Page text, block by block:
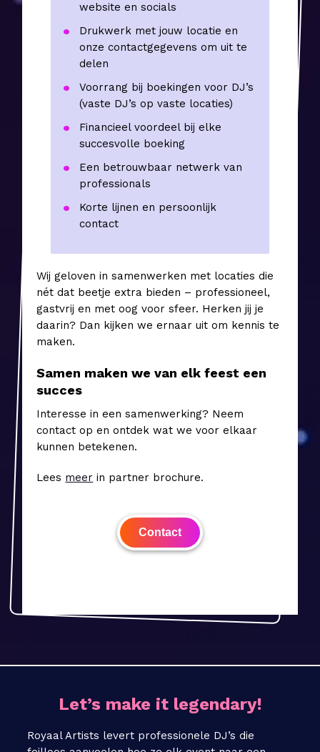
website en socials
Drukwerk met jouw locatie en
onze contactgegevens om uit te
delen
Voorrang bij boekingen voor DJ’s
(vaste DJ’s op vaste locaties)
Financieel voordeel bij elke
succesvolle boeking
Een betrouwbaar netwerk van
professionals
Korte lijnen en persoonlijk
contact
Wij geloven in samenwerken met locaties die
nét dat beetje extra bieden – professioneel,
gastvrij en met oog voor sfeer. Herken jij je
daarin? Dan kijken we ernaar uit om kennis te
maken.
Samen maken we van elk feest een
succes
Interesse in een samenwerking? Neem
contact op en ontdek wat we voor elkaar
kunnen betekenen.
Lees meer in partner brochure.
Contact
Let’s make it legendary!
Royaal Artists levert professionele DJ’s die